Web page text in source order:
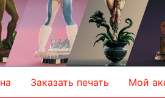
Заказать печать Мой